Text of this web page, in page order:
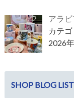
アラ
カテ
2026
SHOP BLOG LIST